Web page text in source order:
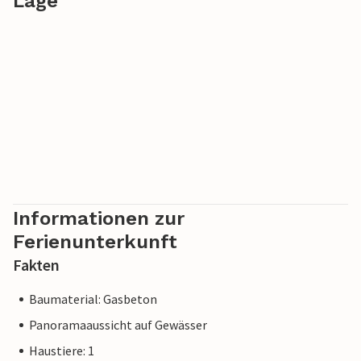
Informationen zur
Ferienunterkunft
Fakten
Baumaterial: Gasbeton
Panoramaaussicht auf Gewässer
Haustiere: 1